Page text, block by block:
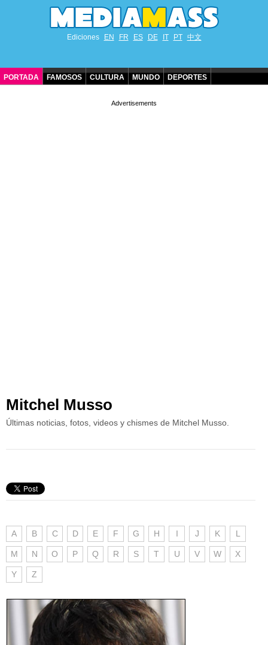
Ediciones EN FR ES DE IT PT 中文
PORTADA FAMOSOS CULTURA MUNDO DEPORTES
Mitchel Musso
Últimas noticias, fotos, videos y chismes de Mitchel Musso.
A B C D E F G H I J K L
M N O P Q R S T U V W X
Y Z